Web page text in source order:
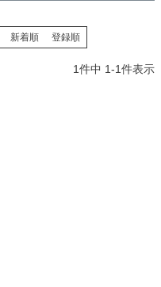
新着順 登録順
1件中 1-1件表示